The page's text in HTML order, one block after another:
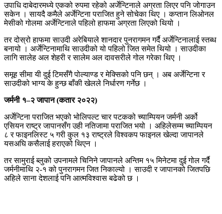
उपाधि दाबेदारमध्ये एकको रुपमा रहेको अर्जेन्टिनाले अग्रता लिएर पनि जोगाउन
सकेन । सायदै कमैले अर्जेन्टिना पराजित हुने सोचेका थिए । कप्तान लिओनल
मेसीको गोलमा अर्जेन्टिनाले पहिलो हाफमा अग्रता लिएको थियो ।
तर दोस्रो हाफमा साउदी अरेबियाले शानदार पुनरागमन गर्दै अर्जेन्टिनालाई स्तब्ध
बनायो । अर्जेन्टिनामाथि साउदीको यो पहिलो जित समेत थियो । साउदीका
लागि सालेह अल शेहरी र सालेम अल दावसरीले गोल गरेका थिए ।
समूह सीमा यी दुई टिमसँगै पोल्याण्ड र मेक्सिको पनि छन् । अब अर्जेन्टिना र
साउदीको भाग्य के हुन्छ बाँकी खेलले निर्धारण गर्नेछ ।
जर्मनी १–२ जापान (कतार २०२२)
अर्जेन्टिना पराजित भएको भोलिपल्ट चार पटकको च्याम्पियन जर्मनी अर्को
एसियन राष्ट्र जापानसँग उही नतिजामा पराजित भयो । अहिलेसम्म च्याम्पियन
८ र फाइनलिस्ट ५ गरी कुल १३ राष्ट्रले विश्वकप फाइनल खेल्दा जापानले
यसअघि कसैलाई हराएको थिएन ।
तर सामुराई ब्लुको उपनामले चिनिने जापानले अन्तिम १५ मिनेटमा दुई गोल गर्दै
जर्मनीमाथि २-१ को पुनरागमन जित निकाल्यो । साउदी र जापानको जितपछि
अहिले साना देशलाई पनि आत्मविश्वास बढेको छ ।